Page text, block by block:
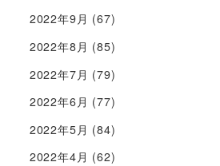
2022年9月 (67)
2022年8月 (85)
2022年7月 (79)
2022年6月 (77)
2022年5月 (84)
2022年4月 (62)